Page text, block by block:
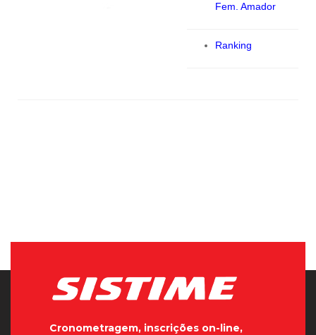
Fem. Amador
Ranking
Cronometragem, inscrições on-line,